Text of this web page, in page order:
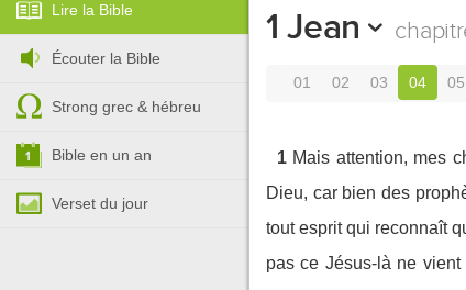
Lire la Bible
Écouter la Bible
Strong grec & hébreu
Bible en un an
Verset du jour
1 Jean
01 02 03 04 05
1 Mais attention, mes
Dieu, car bien des
tout esprit qui reconnaît
pas ce Jésus-là ne